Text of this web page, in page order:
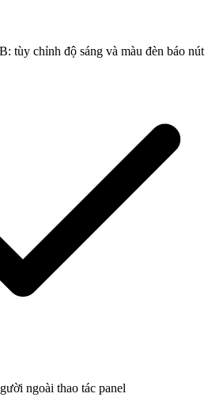
tùy chỉnh độ sáng và màu đèn báo nút
ngoài thao tác panel